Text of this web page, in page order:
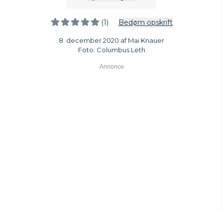
(1) Bedøm opskrift
8. december 2020 af Mai Knauer
Foto: Columbus Leth